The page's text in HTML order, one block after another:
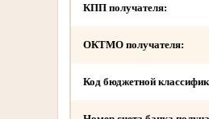
КПП получателя:
ОКТМО получателя:
Код бюджетной